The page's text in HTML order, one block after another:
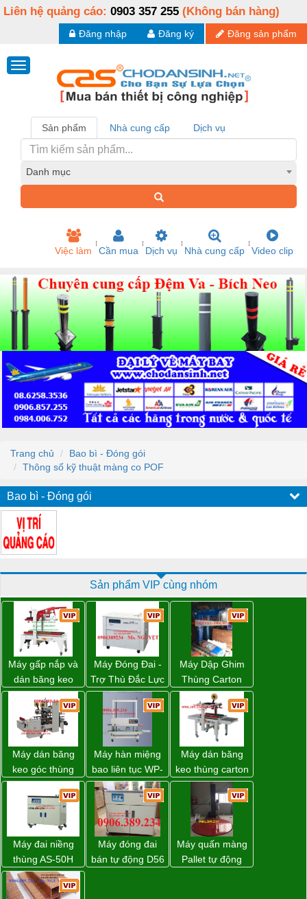
Liên hệ quảng cáo: 0903 357 255 (Không bán hàng)
Đăng sản phẩm
Đăng ký
Đăng nhập
Sản phẩm Nhà cung cấp Dịch vụ
Danh mục
Việc làm Cần mua Dịch vụ Nhà cung cấp Video clip
Trang chủ
Bao bì - Đóng gói
Thông số kỹ thuật màng co POF
Bao bì - Đóng gói
Sản phẩm VIP cùng nhóm
Máy gấp nắp và
dán băng keo
thùng carton tự
động WP-5050F
giá rẻ
Máy Đóng Đai -
Trợ Thủ Đắc Lực
Cho Mọi Doanh
Nghiệp Trong
Khâu Đóng Gói
Máy Dập Ghim
Thùng Carton
Wp-1200 Chính
Hãng Đài Loan
Máy dán băng
keo góc thùng
carton giá tốt
Đồng Nai
Máy hàn miệng
bao liên tục WP-
1200V chính
hãng giá tốt
Máy dán băng
keo thùng carton
WP-5050RL
chính hãng
Máy đai niềng
thùng AS-50H
Wellpack
Máy đóng đai
bán tự động D56
Máy quấn màng
Pallet tự động